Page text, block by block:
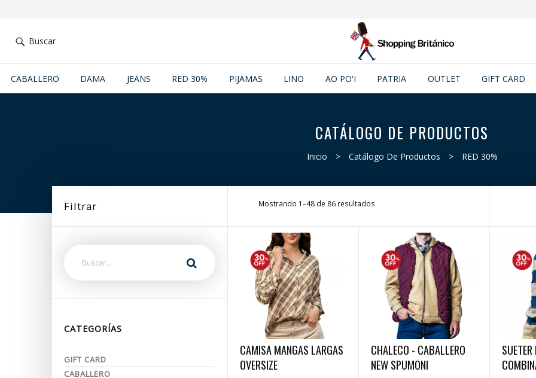
Buscar
CABALLERO DAMA JEANS RED 30% PIJAMAS LINO AO PO'I PATRIA OUTLET GIFT CARD
CATÁLOGO DE PRODUCTOS
Inicio > Catálogo De Productos > RED 30%
Filtrar
CATEGORÍAS
GIFT CARD
CABALLERO
Mostrando 1–48 de 86 resultados
CAMISA MANGAS LARGAS
OVERSIZE
CHALECO - CABALLERO
NEW SPUMONI